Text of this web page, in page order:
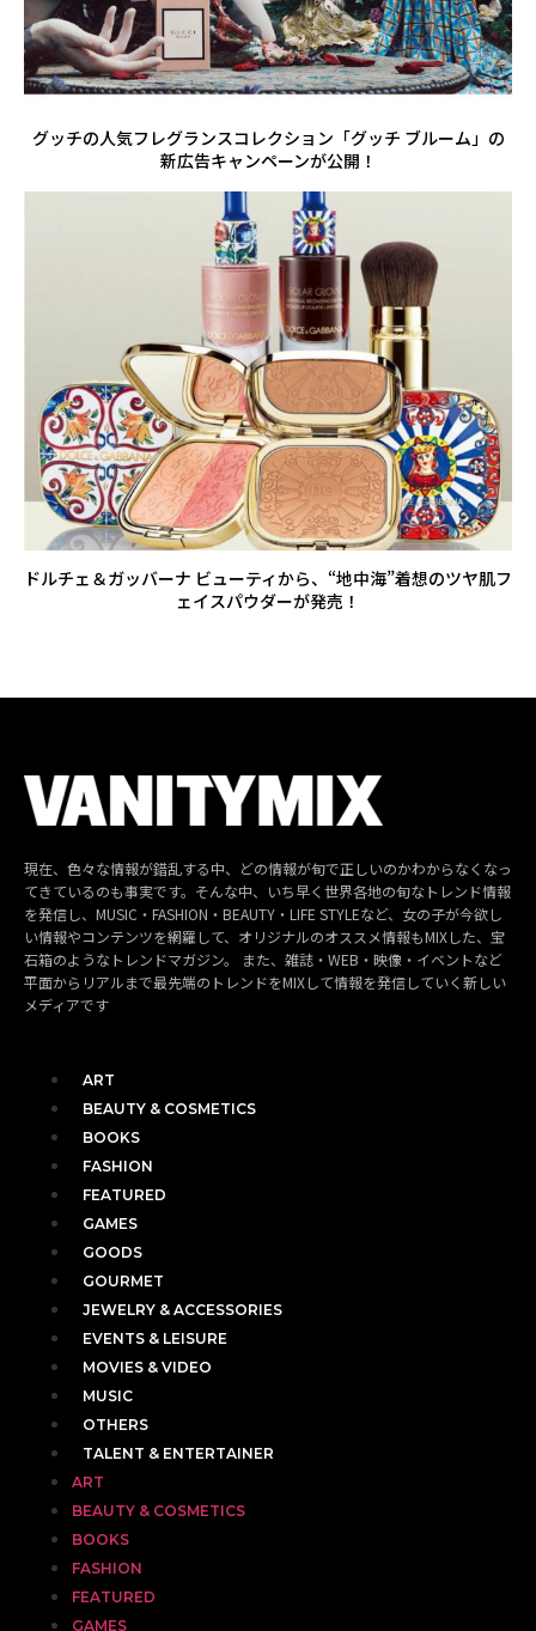
グッチの人気フレグランスコレクション「グッチ ブルーム」の
新広告キャンペーンが公開！
ドルチェ＆ガッバーナ ビューティから、“地中海”着想のツヤ肌フ
ェイスパウダーが発売！
現在、色々な情報が錯乱する中、どの情報が旬で正しいのかわからなくなっ
てきているのも事実です。そんな中、いち早く世界各地の旬なトレンド情報
を発信し、MUSIC・FASHION・BEAUTY・LIFE STYLEなど、女の子が今欲し
い情報やコンテンツを網羅して、オリジナルのオススメ情報もMIXした、宝
石箱のようなトレンドマガジン。 また、雑誌・WEB・映像・イベントなど
平面からリアルまで最先端のトレンドをMIXして情報を発信していく新しい
メディアです
ART
BEAUTY & COSMETICS
BOOKS
FASHION
FEATURED
GAMES
GOODS
GOURMET
JEWELRY & ACCESSORIES
EVENTS & LEISURE
MOVIES & VIDEO
MUSIC
OTHERS
TALENT & ENTERTAINER
ART
BEAUTY & COSMETICS
BOOKS
FASHION
FEATURED
GAMES